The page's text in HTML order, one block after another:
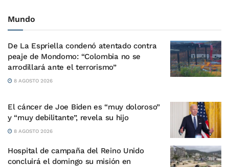
Mundo
De La Espriella condenó atentado contra
peaje de Mondomo: “Colombia no se
arrodillará ante el terrorismo”
8 AGOSTO 2026
El cáncer de Joe Biden es “muy doloroso”
y “muy debilitante”, revela su hijo
8 AGOSTO 2026
Hospital de campaña del Reino Unido
concluirá el domingo su misión en